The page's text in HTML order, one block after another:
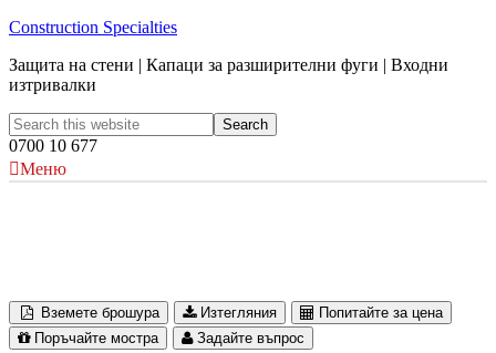
Construction Specialties
Защита на стени | Капаци за разширителни фуги | Входни
изтривалки
0700 10 677
Меню
Вземете брошура Изтегляния
Попитайте за цена
Поръчайте мостра
Задайте въпрос